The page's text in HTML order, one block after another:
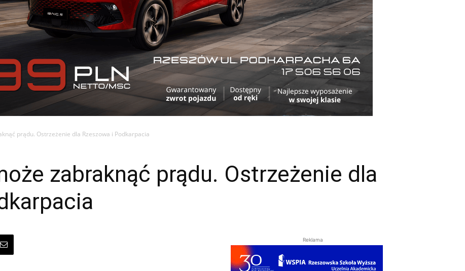
prądu. Ostrzeżenie dla Rzeszowa i Podkarpacia
zabraknąć prądu. Ostrzeżenie dla
Reklama